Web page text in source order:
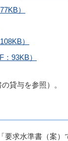
）
）
93KB）
貸与を参照）。
要求水準書（案